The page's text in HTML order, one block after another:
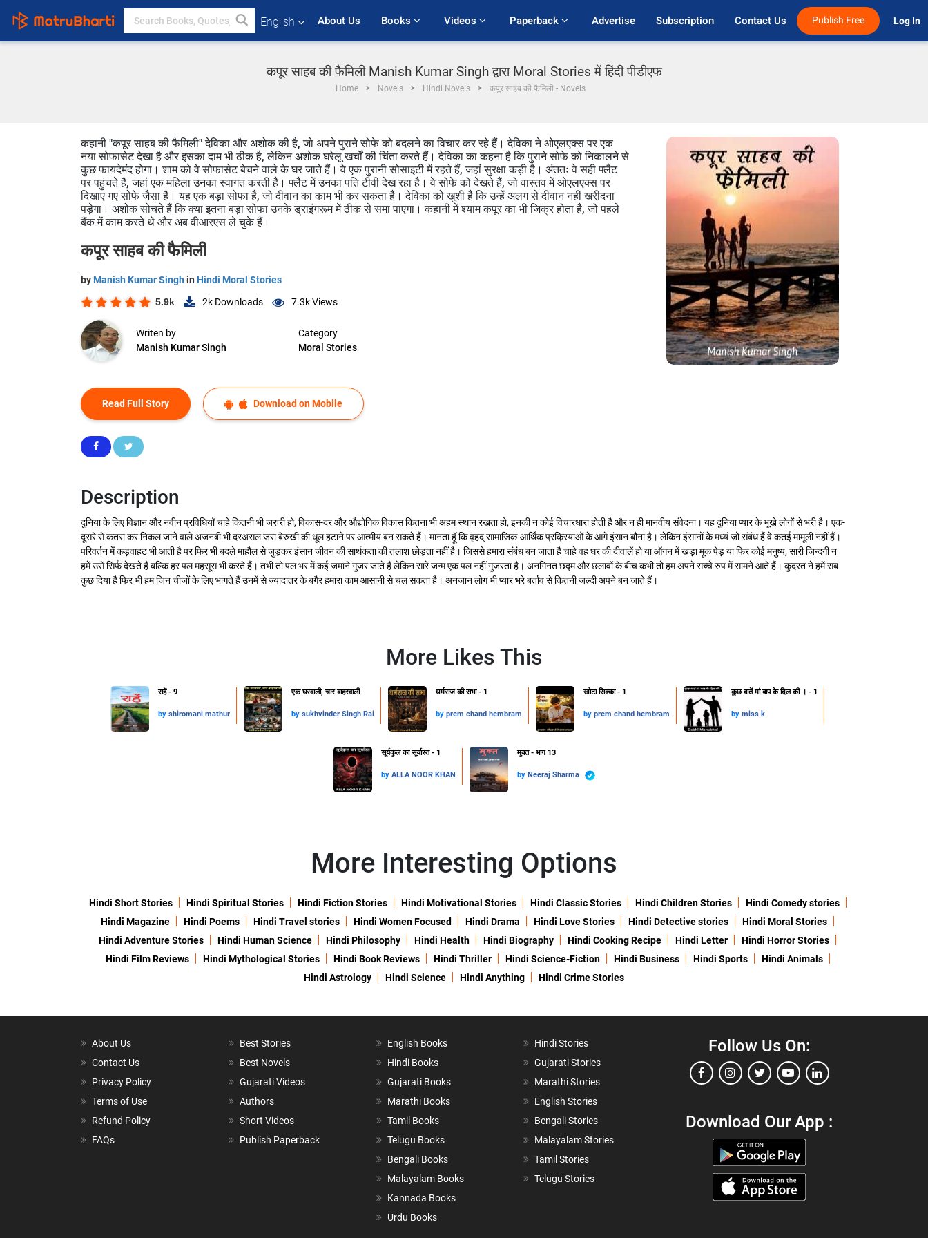
English About Us Books Videos Paperback Advertise Subscription Contact Us Publish Free Log In
कपूर साहब की फैमिली Manish Kumar Singh द्वारा Moral Stories में हिंदी पीडीएफ
Home Novels Hindi Novels कपूर साहब की फैमिली - Novels
कहानी "कपूर साहब की फैमिली" देविका और अशोक की है, जो अपने पुराने सोफे को बदलने का विचार कर रहे हैं। देविका ने ओएलएक्स पर एक
नया सोफासेट देखा है और इसका दाम भी ठीक है, लेकिन अशोक घरेलू खर्चों की चिंता करते हैं। देविका का कहना है कि पुराने सोफे को निकालने से
कुछ फायदेमंद होगा। शाम को वे सोफासेट बेचने वाले के घर जाते हैं। वे एक पुरानी सोसाइटी में रहते हैं, जहां सुरक्षा कड़ी है। अंततः वे सही फ्लैट
पर पहुंचते हैं, जहां एक महिला उनका स्वागत करती है। फ्लैट में उनका पति टीवी देख रहा है। वे सोफे को देखते हैं, जो वास्तव में ओएलएक्स पर
दिखाए गए सोफे जैसा है। यह एक बड़ा सोफा है, जो दीवान का काम भी कर सकता है। देविका को खुशी है कि उन्हें अलग से दीवान नहीं खरीदना
पड़ेगा। अशोक सोचते हैं कि क्या इतना बड़ा सोफा उनके ड्राइंगरूम में ठीक से समा पाएगा। कहानी में श्याम कपूर का भी जिक्र होता है, जो पहले
बैंक में काम करते थे और अब वीआरएस ले चुके हैं।
कपूर साहब की फैमिली
by Manish Kumar Singh in Hindi Moral Stories
5.9k 2k Downloads 7.3kViews
Writen by
Manish Kumar Singh
Category
Moral Stories
Read Full Story Download on Mobile
Description
दुनिया के लिए विज्ञान और नवीन प्रविधियॉ चाहे कितनी भी जरुरी हो, विकास-दर और औद्योगिक विकास कितना भी अहम स्थान रखता हो, इनकी न कोई विचारधारा होती है और न ही मानवीय संवेदना। यह दुनिया प्यार के भूखे लोगों से भरी है। एक-
दूसरे से कतरा कर निकल जाने वाले अजनबी भी दरअसल जरा बेरुखी की धूल हटाने पर आत्मीय बन सकते हैं। मानता हॅू कि वृहद् सामाजिक-आर्थिक प्रक्रियाओं के आगे इंसान बौना है। लेकिन इंसानों के मध्यं जो संबंध हैं वे कतई मामूली नहीं हैं।
परिवर्तन में कड़वाहट भी आती है पर फिर भी बदले माहौल से जुड़कर इंसान जीवन की सार्थकता की तलाश छोड़ता नहीं है। जिससे हमारा संबंध बन जाता है चाहे वह घर की दीवालें हो या ऑगन में खड़ा मूक पेड़ या फिर कोई मनुष्‍य, सारी जिन्दगी न
हमें उसे सिर्फ देखते हैं बल्कि हर पल महसूस भी करते हैं। तभी तो पल भर में कई जमाने गुजर जाते हैं लेकिन सारे जन्म एक पल नहीं गुजरता है। अनगिनत छद्म और छलावों के बीच कभी तो हम अपने सच्चे रुप में सामने आते हैं। कुदरत ने हमें सब
कुछ दिया है फिर भी हम जिन चीजों के लिए भागते हैं उनमें से ज्यादातर के बगैर हमारा काम आसानी से चल सकता है। अनजान लोग भी प्‍यार भरे बर्ताव से कितनी जल्‍दी अपने बन जाते हैं।
More Likes This
राहें - 9
by shiromani mathur
एक घरवाली, चार बाहरवाली
by sukhvinder Singh Rai
धर्मराज की सभा - 1
by prem chand hembram
खोटा सिक्का - 1
by prem chand hembram
कुछ बातें मां बाप के दिल की । - 1
by miss k
सूर्यकुल का सूर्यास्त - 1
by ALLA NOOR KHAN
मुक्त - भाग 13
by Neeraj Sharma
More Interesting Options
Hindi Short Stories Hindi Spiritual Stories Hindi Fiction Stories Hindi Motivational Stories Hindi Classic Stories Hindi Children Stories
Hindi Comedy stories
Hindi Magazine
Hindi Poems Hindi Travel stories Hindi Women Focused Hindi Drama Hindi Love Stories Hindi Detective stories
Hindi Moral Stories
Hindi Adventure Stories
Hindi Human Science Hindi Philosophy Hindi Health Hindi Biography Hindi Cooking Recipe Hindi Letter
Hindi Horror Stories
Hindi Film Reviews
Hindi Mythological Stories Hindi Book Reviews Hindi Thriller Hindi Science-Fiction Hindi Business Hindi Sports
Hindi Animals
Hindi Astrology
Hindi Science Hindi Anything Hindi Crime Stories
About Us
Contact Us
Privacy Policy
Terms of Use
Refund Policy
FAQs
Best Stories
Best Novels
Gujarati Videos
Authors
Short Videos
Publish Paperback
English Books
Hindi Books
Gujarati Books
Marathi Books
Tamil Books
Telugu Books
Bengali Books
Malayalam Books
Kannada Books
Urdu Books
Hindi Stories
Gujarati Stories
Marathi Stories
English Stories
Bengali Stories
Malayalam Stories
Tamil Stories
Telugu Stories
Follow Us On:
Download Our App :